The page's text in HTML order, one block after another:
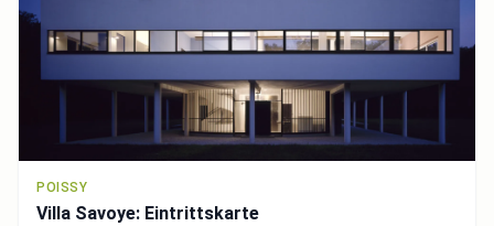
POISSY
Villa Savoye: Eintrittskarte